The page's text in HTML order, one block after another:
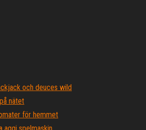
och deuces wild
nätet
för hemmet